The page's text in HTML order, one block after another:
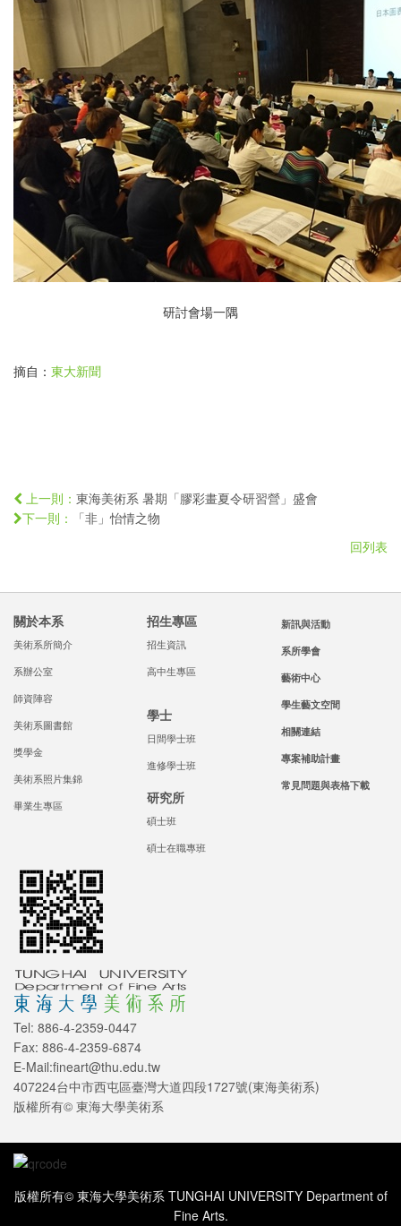
研討會場一隅
摘自： 東大新聞
上一則： 東海美術系 暑期「膠彩畫夏令研習營」盛會
下一則：
「非」怡情之物
回列表
關於本系
美術系所簡介
系辦公室
師資陣容
美術系圖書館
獎學金
美術系照片集錦
畢業生專區
招生專區
招生資訊
高中生專區
學士
日間學士班
進修學士班
研究所
碩士班
碩士在職專班
新訊與活動
系所學會
藝術中心
學生藝文空間
相關連結
專案補助計畫
常見問題與表格下載
Tel: 886-4-2359-0447
Fax: 886-4-2359-6874
E-Mail:fineart@thu.edu.tw
407224台中市西屯區臺灣大道四段1727號(東海美術系)
版權所有© 東海大學美術系
版權所有© 東海大學美術系 TUNGHAI UNIVERSITY Department of
Fine Arts.